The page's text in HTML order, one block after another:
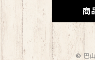
商
© 巴山